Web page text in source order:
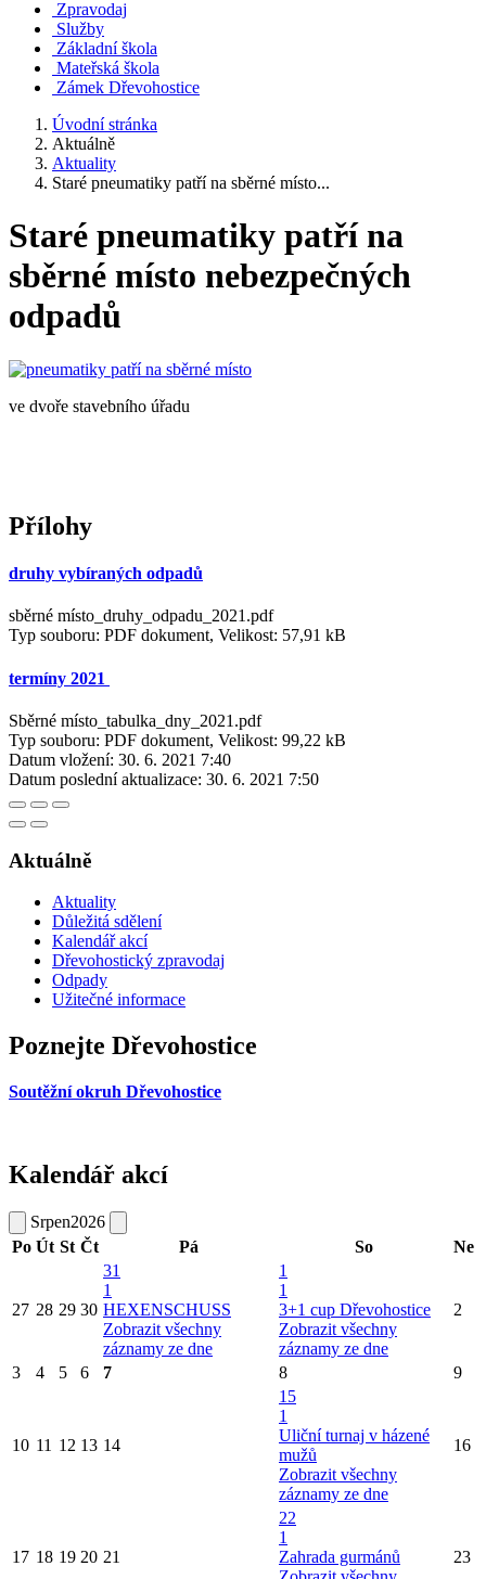
Zpravodaj
Služby
Základní škola
Mateřská škola
Zámek Dřevohostice
Úvodní stránka
Aktuálně
Aktuality
Staré pneumatiky patří na sběrné místo...
Staré pneumatiky patří na
sběrné místo nebezpečných
odpadů
ve dvoře stavebního úřadu
Přílohy
druhy vybíraných odpadů
sběrné místo_druhy_odpadu_2021.pdf
Typ souboru: PDF dokument, Velikost: 57,91 kB
termíny 2021
Sběrné místo_tabulka_dny_2021.pdf
Typ souboru: PDF dokument, Velikost: 99,22 kB
Datum vložení: 30. 6. 2021 7:40
Datum poslední aktualizace: 30. 6. 2021 7:50
Aktuálně
Aktuality
Důležitá sdělení
Kalendář akcí
Dřevohostický zpravodaj
Odpady
Užitečné informace
Poznejte Dřevohostice
Soutěžní okruh Dřevohostice
Kalendář akcí
Srpen2026
Po Út St Čt Pá So Ne
27 28 29 30
31
1
HEXENSCHUSS
Zobrazit všechny
záznamy ze dne
1
1
3+1 cup Dřevohostice
Zobrazit všechny
záznamy ze dne
2
3 4 5 6 7 8 9
10 11 12 13 14
15
1
Uliční turnaj v házené
mužů
Zobrazit všechny
záznamy ze dne
16
17 18 19 20 21
22
1
Zahrada gurmánů
23